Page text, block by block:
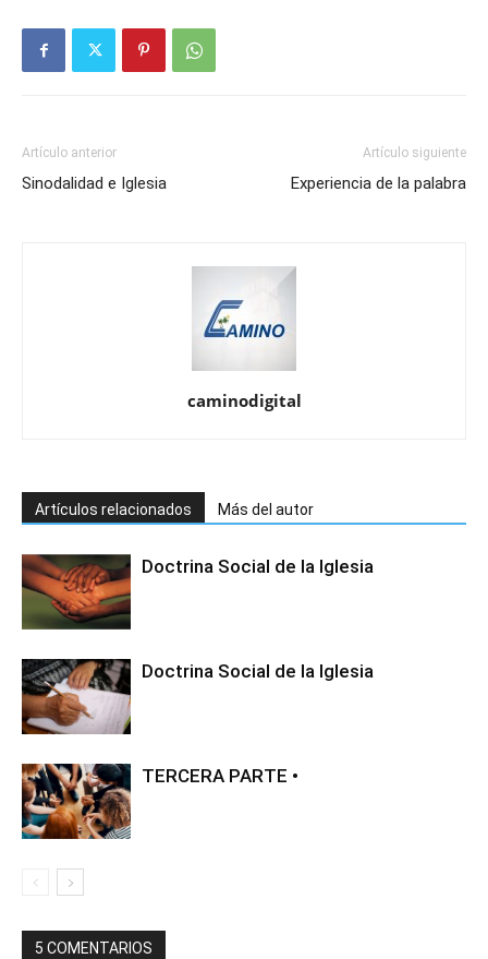
Artículo anterior
Sinodalidad e Iglesia
Artículo siguiente
Experiencia de la palabra
caminodigital
Artículos relacionados Más del autor
Doctrina Social de la Iglesia
Doctrina Social de la Iglesia
TERCERA PARTE •
5 COMENTARIOS